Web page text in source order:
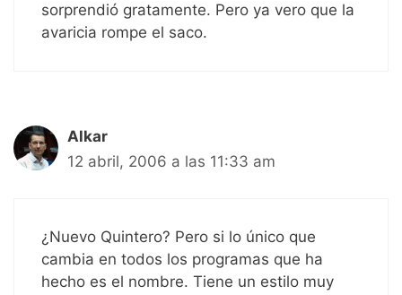
sorprendió gratamente. Pero ya vero que la
avaricia rompe el saco.
Alkar
12 abril, 2006 a las 11:33 am
¿Nuevo Quintero? Pero si lo único que
cambia en todos los programas que ha
hecho es el nombre. Tiene un estilo muy